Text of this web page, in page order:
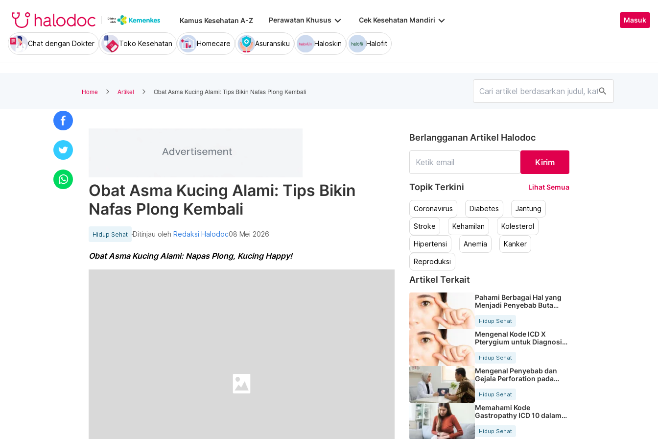
Kamus Kesehatan A-Z Perawatan Khusus keyboard_arrow_down Cek Kesehatan Mandiri keyboard_arrow_down Masuk
Chat dengan Dokter Toko Kesehatan Homecare Asuransiku Haloskin Halofit
Home Artikel Obat Asma Kucing Alami: Tips Bikin Nafas Plong Kembali search
Obat Asma Kucing Alami: Tips Bikin
Nafas Plong Kembali
Hidup Sehat Ditinjau olehRedaksi Halodoc08 Mei 2026
Obat Asma Kucing Alami: Napas Plong, Kucing Happy!
Berlangganan Artikel Halodoc
Kirim
Topik Terkini Lihat Semua
Coronavirus Diabetes Jantung
Stroke Kehamilan Kolesterol
Hipertensi Anemia Kanker
Reproduksi
Artikel Terkait
Pahami Berbagai Hal yang
Menjadi Penyebab Buta
Hidup Sehat
Mengenal Kode ICD X
Pterygium untuk Diagnosis
Hidup Sehat
Mengenal Penyebab dan
Gejala Perforation pada
Tubuh
Hidup Sehat
Memahami Kode
Gastropathy ICD 10 dalam
Rekam Medis Pasien
Hidup Sehat